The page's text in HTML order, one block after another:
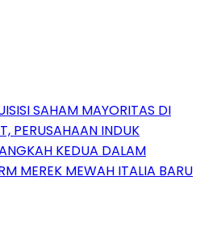
SAHAM MAYORITAS DI
PERUSAHAAN INDUK
KEDUA DALAM
MEREK MEWAH ITALIA BARU